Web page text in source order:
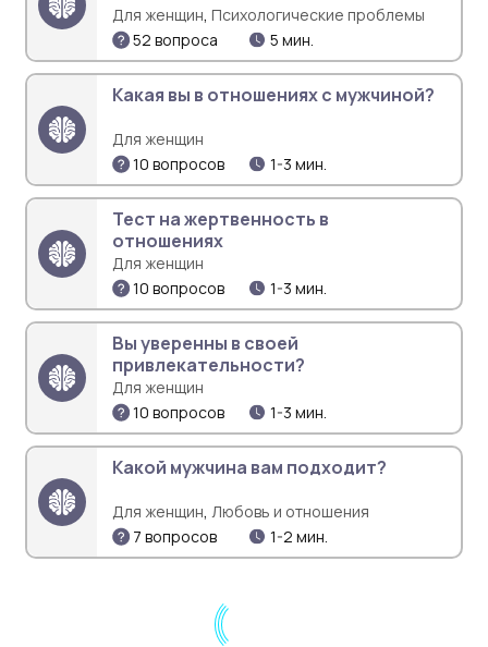
Для женщин, Психологические проблемы
52 вопроса
5 мин.
Какая вы в отношениях с мужчиной?
Для женщин
10 вопросов
1-3 мин.
Тест на жертвенность в
отношениях
Для женщин
10 вопросов
1-3 мин.
Вы уверенны в своей
привлекательности?
Для женщин
10 вопросов
1-3 мин.
Какой мужчина вам подходит?
Для женщин, Любовь и отношения
7 вопросов
1-2 мин.